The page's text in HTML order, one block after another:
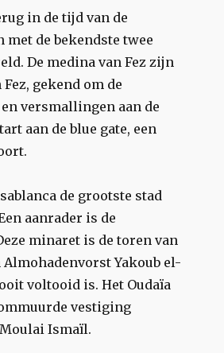
in de tijd van de
met de bekendste twee
De medina van Fez zijn
gekend om de
versmallingen aan de
aan de blue gate, een
de grootste stad
aanrader is de
minaret is de toren van
Almohadenvorst Yakoub el-
voltooid is. Het Oudaïa
vestiging
Ismaïl.